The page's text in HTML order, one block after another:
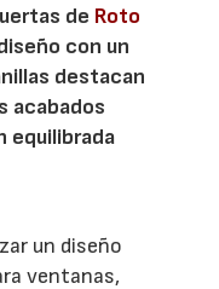
de Roto
con un
destacan
acabados
equilibrada
un diseño
ventanas,